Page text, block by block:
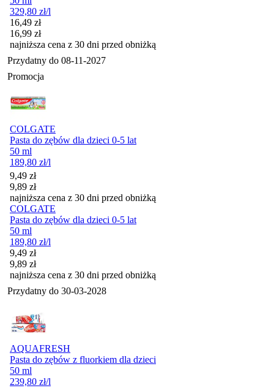
329,80 zł/l
Cena promocyjna
16,49 zł
16,99 zł
najniższa cena z 30 dni przed obniżką
Przydatny do 08-11-2027
Promocja
COLGATE
Pasta do zębów dla dzieci 0-5 lat
50 ml
189,80 zł/l
Cena promocyjna
9,49 zł
9,89 zł
najniższa cena z 30 dni przed obniżką
COLGATE
Pasta do zębów dla dzieci 0-5 lat
50 ml
189,80 zł/l
Cena promocyjna
9,49 zł
9,89 zł
najniższa cena z 30 dni przed obniżką
Przydatny do 30-03-2028
AQUAFRESH
Pasta do zębów z fluorkiem dla dzieci
50 ml
239,80 zł/l